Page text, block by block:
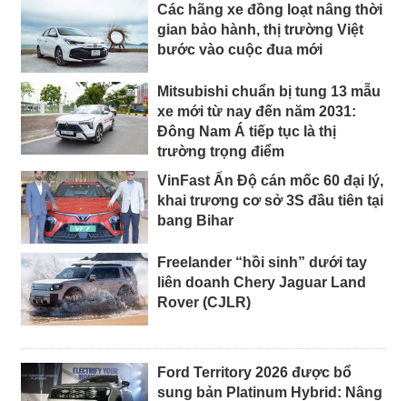
Các hãng xe đồng loạt nâng thời
gian bảo hành, thị trường Việt
bước vào cuộc đua mới
Mitsubishi chuẩn bị tung 13 mẫu
xe mới từ nay đến năm 2031:
Đông Nam Á tiếp tục là thị
trường trọng điểm
VinFast Ấn Độ cán mốc 60 đại lý,
khai trương cơ sở 3S đầu tiên tại
bang Bihar
Freelander “hồi sinh” dưới tay
liên doanh Chery Jaguar Land
Rover (CJLR)
Ford Territory 2026 được bổ
sung bản Platinum Hybrid: Nâng